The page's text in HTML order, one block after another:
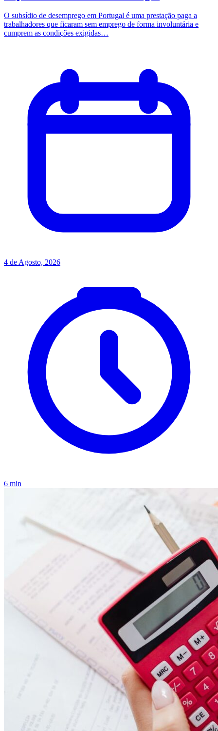
O subsídio de desemprego em Portugal é uma prestação paga a
trabalhadores que ficaram sem emprego de forma involuntária e
cumprem as condições exigidas…
4 de Agosto, 2026
6 min